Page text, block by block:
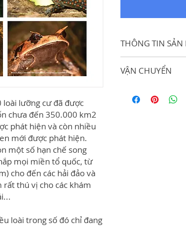
lưỡng cư đã được
chưa đến 350.000 km2
phát hiện và còn nhiều
mới được phát hiện.
một số hạn chế song
mọi miền tổ quốc, từ
cho đến các hải đảo và
thú vị cho các khám
loài trong số đó chỉ đang
THÔNG TIN SẢN
Số lượng: 5 tấm
Vnherps.
VẬN CHUYỂN
Nội thành Hà